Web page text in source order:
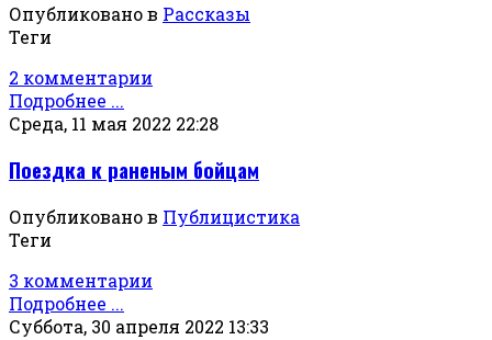
Опубликовано в Рассказы
Теги
2 комментарии
Подробнее ...
Среда, 11 мая 2022 22:28
Поездка к раненым бойцам
Опубликовано в Публицистика
Теги
3 комментарии
Подробнее ...
Суббота, 30 апреля 2022 13:33